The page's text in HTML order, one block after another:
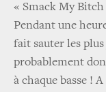
« Smack My Bitch
Pendant une
fait sauter les
probablement
à chaque basse !